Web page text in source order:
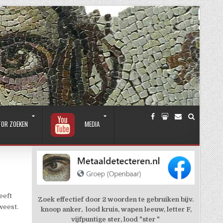
ZOEKEN MEDIA
Zoek effectief door 2 woorden te gebruiken bijv.
knoop anker, lood kruis, wapen leeuw, letter F,
vijfpuntige ster, lood "ster "